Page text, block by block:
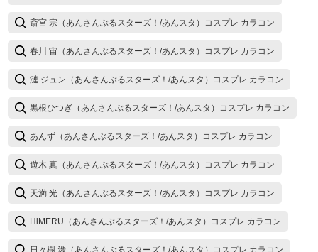
斎宮 宗（あんさんぶるスターズ！/あんスタ）コスプレ カラコン
春川 宙（あんさんぶるスターズ！/あんスタ）コスプレ カラコン
漣 ジュン（あんさんぶるスターズ！/あんスタ）コスプレ カラコン
黒根ひつぎ（あんさんぶるスターズ！/あんスタ）コスプレ カラコン
あんず（あんさんぶるスターズ！/あんスタ）コスプレ カラコン
遊木 真（あんさんぶるスターズ！/あんスタ）コスプレ カラコン
天満 光（あんさんぶるスターズ！/あんスタ）コスプレ カラコン
HiMERU（あんさんぶるスターズ！/あんスタ）コスプレ カラコン
日々樹 渉（あんさんぶるスターズ！/あんスタ）コスプレ カラコン